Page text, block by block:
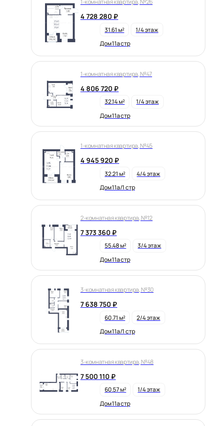
1-комнатная квартира, №26
4 728 280 ₽
31.61 м²
1/4 этаж
Дом 11а стр
1-комнатная квартира, №47
4 806 720 ₽
32.14 м²
1/4 этаж
Дом 11а стр
1-комнатная квартира, №45
4 945 920 ₽
32.21 м²
4/4 этаж
Дом 11а/1 стр
2-комнатная квартира, №12
7 373 360 ₽
55.48 м²
3/4 этаж
Дом 11а стр
3-комнатная квартира, №30
7 638 750 ₽
60.71 м²
2/4 этаж
Дом 11а/1 стр
3-комнатная квартира, №48
7 500 110 ₽
60.57 м²
1/4 этаж
Дом 11а стр